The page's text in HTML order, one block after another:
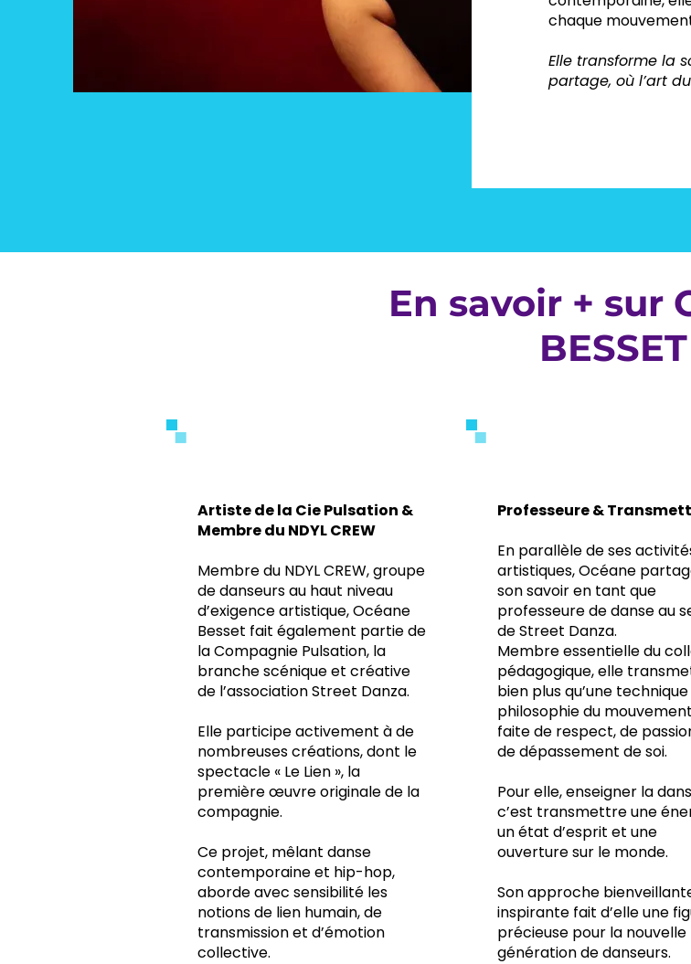
chaque
Elle transforme la
partage, où l’art
Artiste de la Cie Pulsation &
Membre du NDYL CREW
Membre du NDYL CREW, groupe
de danseurs au haut niveau
d’exigence artistique, Océane
Besset fait également partie de
la Compagnie Pulsation, la
branche scénique et créative
de l’association Street Danza.
Elle participe activement à de
nombreuses créations, dont le
spectacle « Le Lien », la
première œuvre originale de la
compagnie.
Ce projet, mêlant danse
contemporaine et hip-hop,
aborde avec sensibilité les
notions de lien humain, de
transmission et d’émotion
collective.
Professeure &
En parallèle de ses
artistiques, Océane
son savoir en tant que
professeure de danse au
de Street Danza.
Membre essentielle du
pédagogique, elle
bien plus qu’une technique
philosophie du
faite de respect, de
de dépassement de soi.
Pour elle, enseigner la
c’est transmettre une
un état d’esprit et une
ouverture sur le monde.
Son approche
inspirante fait d’elle une
précieuse pour la nouvelle
génération de danseurs.
En savoir + sur
BESSET